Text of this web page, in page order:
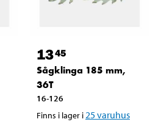
1345
Sågklinga 185 mm,
36T
16-126
Finns i lager i 25varuhus